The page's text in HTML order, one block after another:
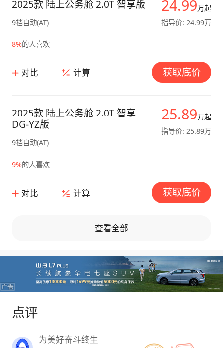
24.99万起
指导价: 24.99万
2025款 陆上公务舱 2.0T 智享版
9挡自动(AT)
8%的人喜欢
对比 计算 获取底价
25.89万起
指导价: 25.89万
2025款 陆上公务舱 2.0T 智享
DG-YZ版
9挡自动(AT)
9%的人喜欢
对比 计算 获取底价
查看全部
点评
为美好奋斗终生